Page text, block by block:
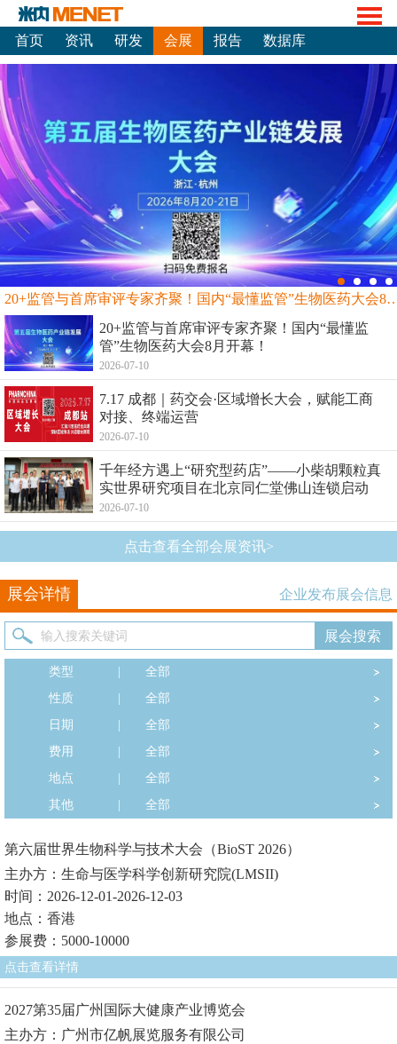
首页 资讯 研发 会展 报告 数据库
20+监管与首席审评专家齐聚！国内“最
20+监管与首席审评专家齐聚！国内“最懂监
管”生物医药大会8月开幕！
2026-07-10
7.17 成都｜药交会·区域增长大会，赋能工商
对接、终端运营
2026-07-10
千年经方遇上“研究型药店”——小柴胡颗粒真
实世界研究项目在北京同仁堂佛山连锁启动
2026-07-10
点击查看全部会展资讯>
展会详情 企业发布展会信息
类型
全部
性质
全部
日期
全部
费用
全部
地点
全部
其他
全部
第六届世界生物科学与技术大会（BioST 2026）
主办方：生命与医学科学创新研究院(LMSII)
时间：2026-12-01-2026-12-03
地点：香港
参展费：5000-10000
点击查看详情
2027第35届广州国际大健康产业博览会
主办方：广州市亿帆展览服务有限公司